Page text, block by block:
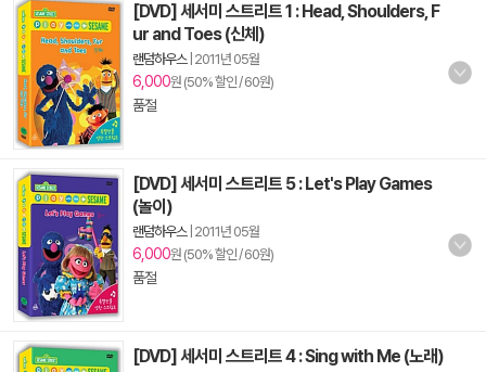
[DVD] 세서미 스트리트 1 : Head, Shoulders, F
ur and Toes (신체)
랜덤하우스| 2011년 05월
6,000원 (50% 할인 / 60원)
품절
[DVD] 세서미 스트리트 5 : Let's Play Games
(놀이)
랜덤하우스| 2011년 05월
6,000원 (50% 할인 / 60원)
품절
[DVD] 세서미 스트리트 4 : Sing with Me (노래)